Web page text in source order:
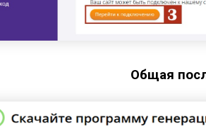
Общая